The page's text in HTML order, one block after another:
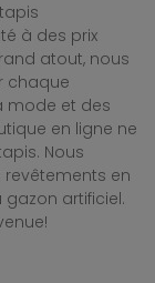
à des prix
atout, nous
chaque
mode et des
en ligne ne
Nous
en
gazon artificiel.